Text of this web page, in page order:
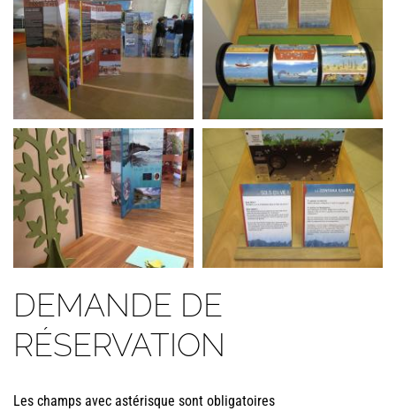
DEMANDE DE
RÉSERVATION
Les champs avec astérisque sont obligatoires